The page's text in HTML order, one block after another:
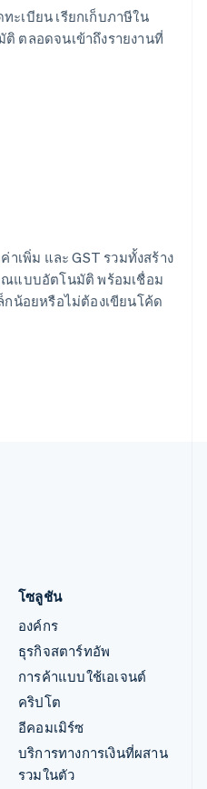
เบียน เรียกเก็บภาษีใน
ตลอดจนเข้าถึงรายงานที่
าเพิ่ม และ GST รวมทั้งสร้าง
ณแบบอัตโนมัติ พร้อมเชื่อม
กน้อยหรือไม่ต้องเขียนโค้ด
โซลูชัน
องค์กร
ธุรกิจสตาร์ทอัพ
การค้าแบบใช้เอเจนต์
คริปโต
อีคอมเมิร์ซ
บริการทางการเงินที่ผสาน
รวมในตัว